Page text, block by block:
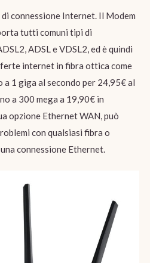
connessione Internet. Il Modem
tutti comuni tipi di
ADSL e VDSL2, ed è quindi
internet in fibra ottica come
a 1 giga al secondo per 24,95€ al
a 300 mega a 19,90€ in
opzione Ethernet WAN, può
con qualsiasi fibra o
connessione Ethernet.